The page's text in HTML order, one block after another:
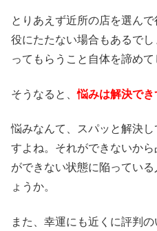
とりあえず近所の店を選ん
役にたたない場合もあるで
ってもらうこと自体を諦め
そうなると、悩みは解決で
悩みなんて、スパッと解決
すよね。それができないか
ができない状態に陥ってい
ょうか。
また、幸運にも近くに評判